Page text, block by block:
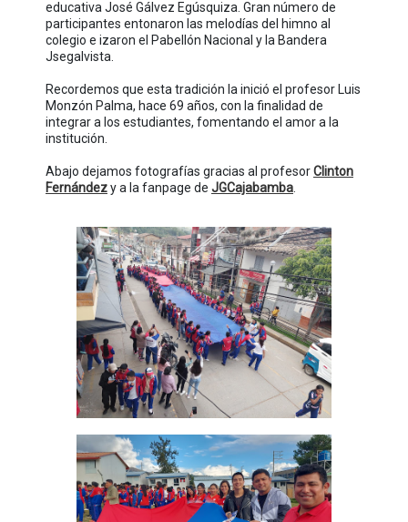
educativa José Gálvez Egúsquiza. Gran número de
participantes entonaron las melodías del himno al
colegio e izaron el Pabellón Nacional y la Bandera
Jsegalvista.
Recordemos que esta tradición la inició el profesor Luis
Monzón Palma, hace 69 años, con la finalidad de
integrar a los estudiantes, fomentando el amor a la
institución.
Abajo dejamos fotografías gracias al profesorClinton
Fernándezy a la fanpage de JGCajabamba